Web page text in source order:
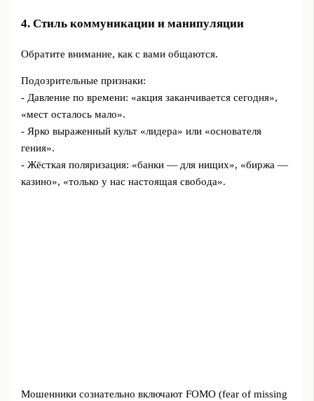
4. Стиль коммуникации и манипуляции
Обратите внимание, как с вами общаются.
Подозрительные признаки:
- Давление по времени: «акция заканчивается сегодня»,
«мест осталось мало».
- Ярко выраженный культ «лидера» или «основателя
гения».
- Жёсткая поляризация: «банки — для нищих», «биржа —
казино», «только у нас настоящая свобода».
Мошенники сознательно включают FOMO (fear of missing